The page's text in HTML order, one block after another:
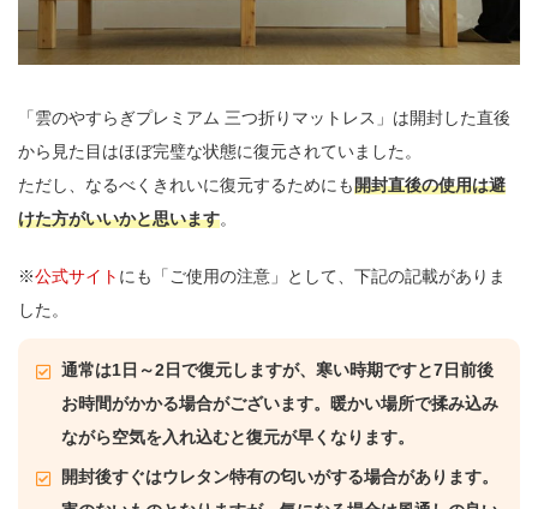
「雲のやすらぎプレミアム 三つ折りマットレス」は開封した直後
から見た目はほぼ完璧な状態に復元されていました。
ただし、なるべくきれいに復元するためにも開封直後の使用は避
けた方がいいかと思います。
※公式サイト にも「ご使用の注意」として、下記の記載がありま
した。
通常は1日～2日で復元しますが、寒い時期ですと7日前後
お時間がかかる場合がございます。暖かい場所で揉み込み
ながら空気を入れ込むと復元が早くなります。
開封後すぐはウレタン特有の匂いがする場合があります。